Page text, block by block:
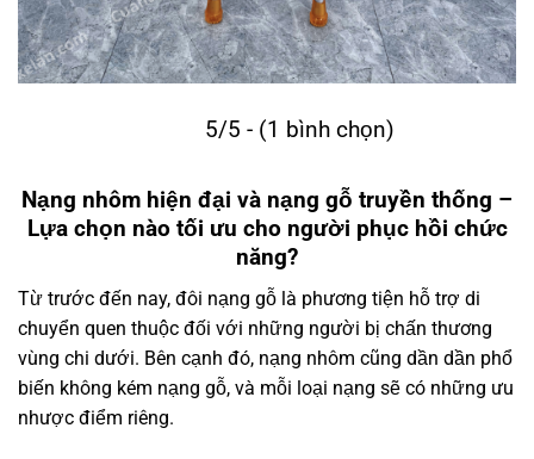
5/5 - (1 bình chọn)
Nạng nhôm hiện đại và nạng gỗ truyền thống –
Lựa chọn nào tối ưu cho người phục hồi chức
năng?
Từ trước đến nay, đôi nạng gỗ là phương tiện hỗ trợ di
chuyển quen thuộc đối với những người bị chấn thương
vùng chi dưới. Bên cạnh đó, nạng nhôm cũng dần dần phổ
biến không kém nạng gỗ, và mỗi loại nạng sẽ có những ưu
nhược điểm riêng.